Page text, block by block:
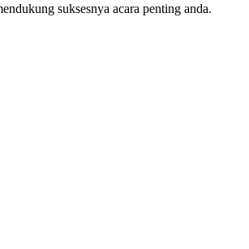
suksesnya acara penting anda.